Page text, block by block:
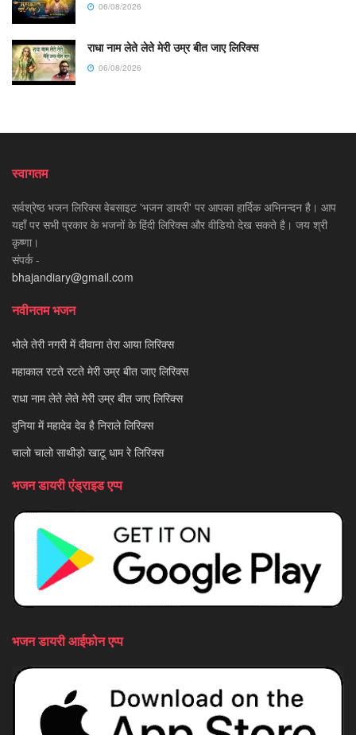
06/08/2026
राधा नाम लेते लेते मेरी उम्र बीत जाए लिरिक्स
06/08/2026
स्वागतम
सर्वश्रेष्ठ भजन लिरिक्स वेबसाइट 'भजन डायरी' पर आपका हार्दिक अभिनन्दन है। आप
यहाँ पर सभी प्रकार के भजनों के हिंदी लिरिक्स और वीडियो देख सकते है। जय श्री
कृष्णा।
संपर्क -
bhajandiary@gmail.com
नवीनतम भजन
भोले तेरी नगरी में दीवाना तेरा आया लिरिक्स
महाकाल रटते रटते मेरी उम्र बीत जाए लिरिक्स
राधा नाम लेते लेते मेरी उम्र बीत जाए लिरिक्स
दुनिया में महादेव देव है निराले लिरिक्स
चालो चालो साथीड़ो खाटू धाम रे लिरिक्स
भजन डायरी एंड्राइड एप्प
भजन डायरी आईफोन एप्प